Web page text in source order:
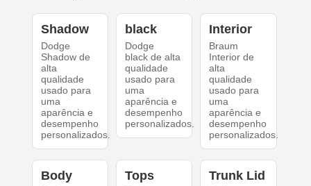
Shadow
Dodge
Shadow de
alta
qualidade
usado para
uma
aparência e
desempenho
personalizados.
black
Dodge
black de alta
qualidade
usado para
uma
aparência e
desempenho
personalizados.
Interior
Braum
Interior de
alta
qualidade
usado para
uma
aparência e
desempenho
personalizados.
Body Tops Trunk Lid